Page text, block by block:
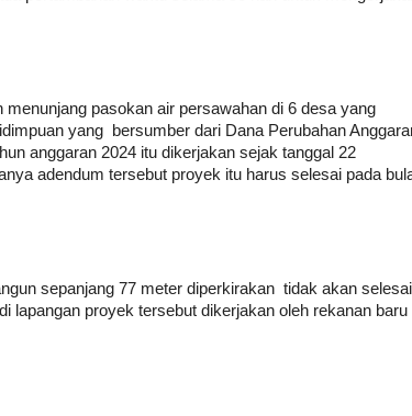
pasokan air persawahan di 6 desa yang
yang bersumber dari Dana Perubahan
anggaran 2024 itu dikerjakan sejak tanggal 22
adendum tersebut proyek itu harus selesai pada
sepanjang 77 meter diperkirakan tidak akan selesai
lapangan proyek tersebut dikerjakan oleh rekanan baru